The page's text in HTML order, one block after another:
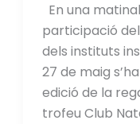
En una
participació
dels instituts
27 de maig
edició de la
trofeu Club